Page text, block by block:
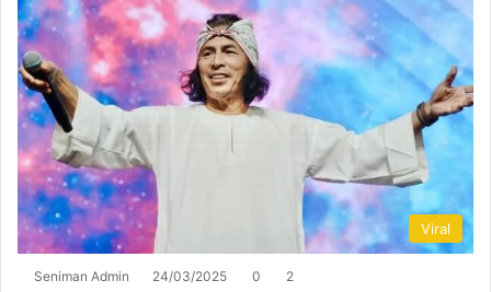
Viral
Seniman Admin 24/03/2025 0 2